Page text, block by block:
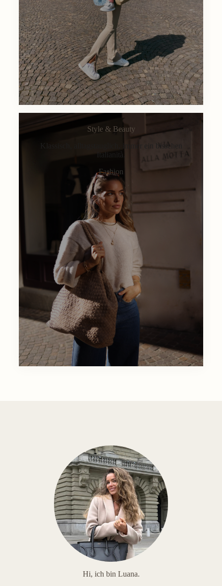
Style & Beauty
Klassisch, alltagstauglich, immer ein bisschen
Italianità.
Fashion
Hi, ich bin Luana.